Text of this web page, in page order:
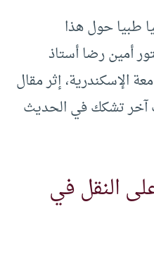
طبيا حول هذا
أمين رضا أستاذ
الإسكندرية، إثر مقال
تشكك في الحديث
النقل في